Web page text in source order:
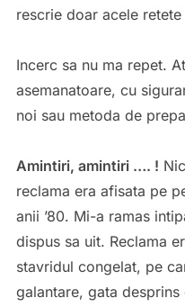
rescrie doar acele
Incerc sa nu ma repet.
asemanatoare, cu
noi sau metoda de
Amintiri, amintiri …. !
reclama era afisata pe
anii ’80. Mi-a ramas
dispus sa uit. Reclama
stavridul congelat, pe
galantare, gata